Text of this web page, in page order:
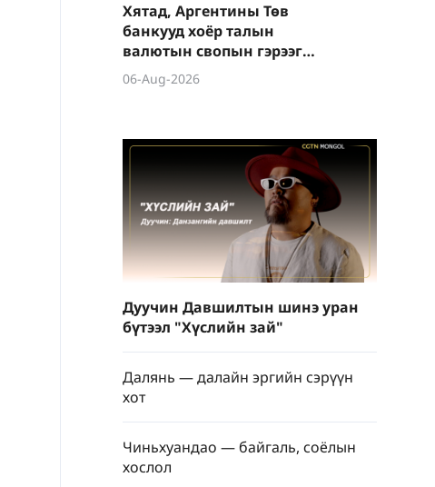
Хятад, Аргентины Төв
банкууд хоёр талын
валютын свопын гэрээг
шинэчиллээ
06-Aug-2026
Дуучин Давшилтын шинэ уран
бүтээл "Хүслийн зай"
Далянь — далайн эргийн сэрүүн
хот
Чиньхуандао — байгаль, соёлын
хослол